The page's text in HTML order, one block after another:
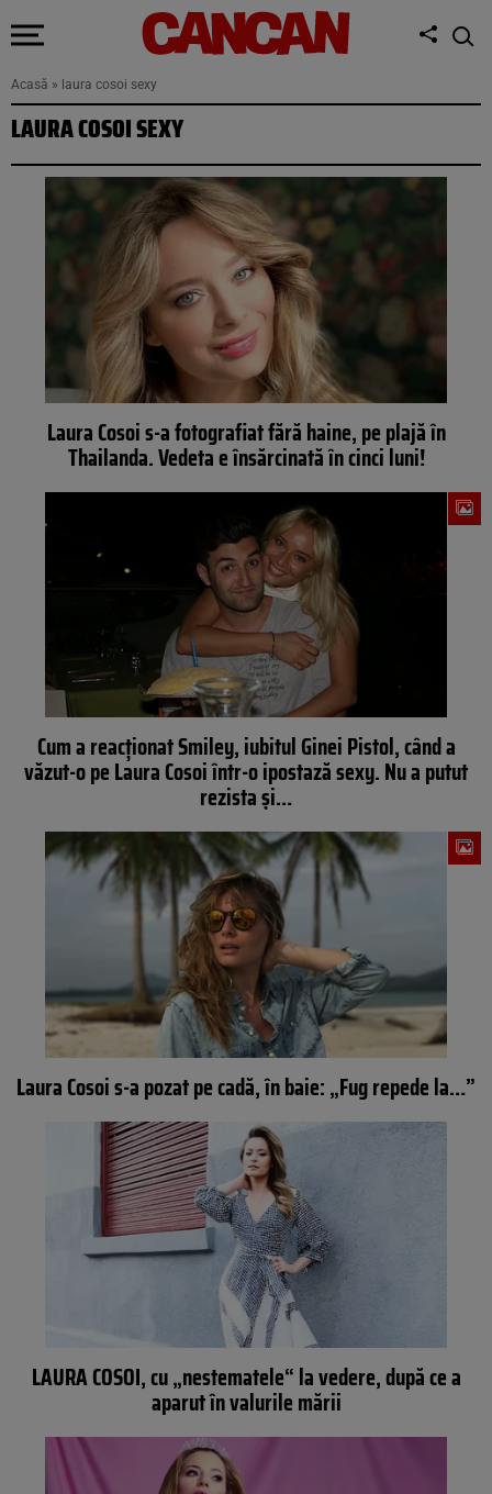
Acasă » laura cosoi sexy
LAURA COSOI SEXY
Laura Cosoi s-a fotografiat fără haine, pe plajă în
Thailanda. Vedeta e însărcinată în cinci luni!
Cum a reacţionat Smiley, iubitul Ginei Pistol, când a
văzut-o pe Laura Cosoi într-o ipostază sexy. Nu a putut
rezista şi…
Laura Cosoi s-a pozat pe cadă, în baie: „Fug repede la…”
LAURA COSOI, cu „nestematele“ la vedere, după ce a
aparut în valurile mării